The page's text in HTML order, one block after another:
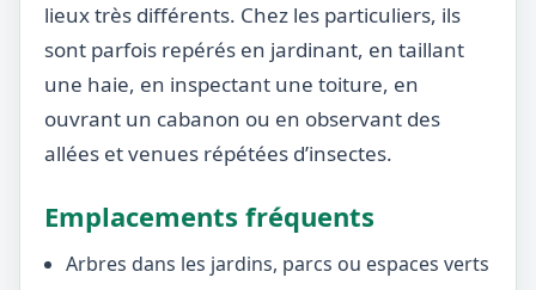
lieux très différents. Chez les particuliers, ils
sont parfois repérés en jardinant, en taillant
une haie, en inspectant une toiture, en
ouvrant un cabanon ou en observant des
allées et venues répétées d’insectes.
Emplacements fréquents
Arbres dans les jardins, parcs ou espaces verts